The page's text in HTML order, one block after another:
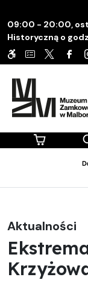
09:00 - 20:00,
Historyczną o
Aktualności